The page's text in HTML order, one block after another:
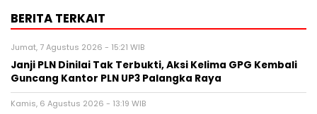
BERITA TERKAIT
Jumat, 7 Agustus 2026 - 15:21 WIB
Janji PLN Dinilai Tak Terbukti, Aksi Kelima GPG Kembali
Guncang Kantor PLN UP3 Palangka Raya
Kamis, 6 Agustus 2026 - 13:19 WIB